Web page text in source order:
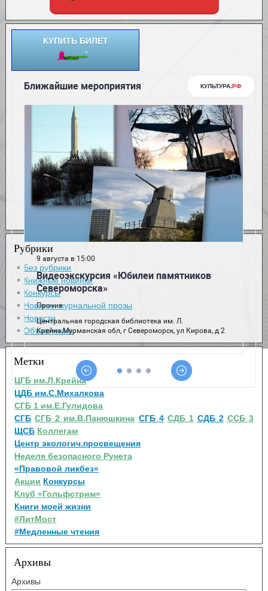
КУПИТЬ БИЛЕТ
Рубрики
Без рубрики
Книжные новинки
Конкурсы
Новинки журнальной прозы
Новости
Объявления
Метки
ЦГБ им.Л.Крейна
ЦДБ им.С.Михалкова
СГБ 1 им.Е.Гулидова
СГБ СГБ 2 им.В.Панюшкина СГБ 4 СДБ 1 СДБ 2 ССБ 3
ЩСБ Коллегам
Центр экологич.просвещения
Неделя безопасного Рунета
«Правовой ликбез»
Акции Конкурсы
Клуб «Гольфстрим»
Книги моей жизни
#ЛитМост
#Медленные чтения
Архивы
Архивы